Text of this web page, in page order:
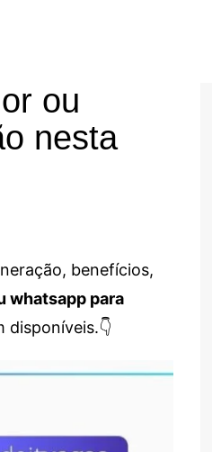
ou
nesta
benefícios,
whatsapp para
disponíveis.👇